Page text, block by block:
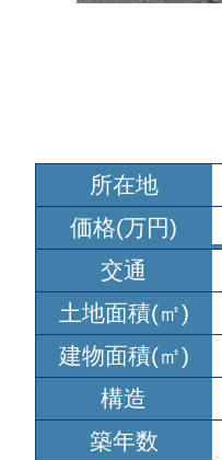
所在地
価格(万円)
交通
土地面積(㎡)
建物面積(㎡)
構造
築年数